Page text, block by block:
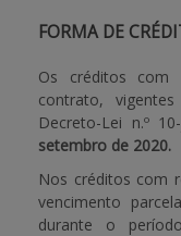
FORMA DE
Os créditos com
contrato,
Decreto-Lei n.º
setembro de 2020.
Nos créditos com
vencimento
durante o